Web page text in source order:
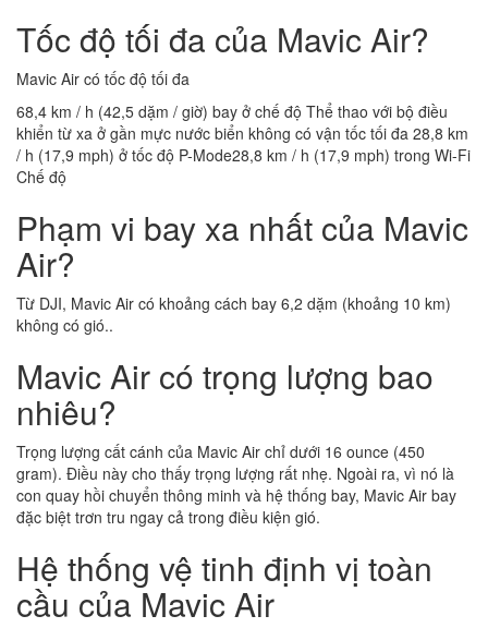
Tốc độ tối đa của Mavic Air?
Mavic Air có tốc độ tối đa
68,4 km / h (42,5 dặm / giờ) bay ở chế độ Thể thao với bộ điều
khiển từ xa ở gần mực nước biển không có vận tốc tối đa 28,8 km
/ h (17,9 mph) ở tốc độ P-Mode28,8 km / h (17,9 mph) trong Wi-Fi
Chế độ
Phạm vi bay xa nhất của Mavic
Air?
Từ DJI, Mavic Air có khoảng cách bay 6,2 dặm (khoảng 10 km)
không có gió..
Mavic Air có trọng lượng bao
nhiêu?
Trọng lượng cất cánh của Mavic Air chỉ dưới 16 ounce (450
gram). Điều này cho thấy trọng lượng rất nhẹ. Ngoài ra, vì nó là
con quay hồi chuyển thông minh và hệ thống bay, Mavic Air bay
đặc biệt trơn tru ngay cả trong điều kiện gió.
Hệ thống vệ tinh định vị toàn
cầu của Mavic Air